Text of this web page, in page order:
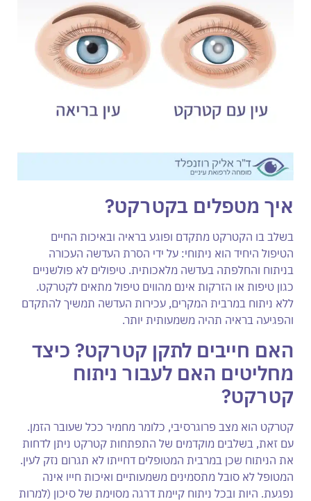
איך מטפלים בקטרקט?
בשלב בו הקטרקט מתקדם ופוגע בראיה ובאיכות החיים
הטיפול היחיד הוא ניתוחי: על ידי הסרת העדשה העכורה
בניתוח והחלפתה בעדשה מלאכותית. טיפולים לא פולשניים
כגון טיפות או הזרקות אינם מהווים טיפול מתאים לקטרקט.
ללא ניתוח במרבית המקרים, עכירות העדשה תמשיך להתקדם
והפגיעה בראיה תהיה משמעותית יותר.
האם חייבים לתקן קטרקט? כיצד
מחליטים האם לעבור ניתוח
קטרקט?
קטרקט הוא מצב פרוגרסיבי, כלומר מחמיר ככל שעובר הזמן.
עם זאת, בשלבים מוקדמים של התפתחות קטרקט ניתן לדחות
את הניתוח שכן במרבית המטופלים דחייתו לא תגרום נזק לעין.
המטופל לא סובל מתסמינים משמעותיים ואיכות חייו אינה
נפגעת. היות ובכל ניתוח קיימת דרגה מסוימת של סיכון (למרות